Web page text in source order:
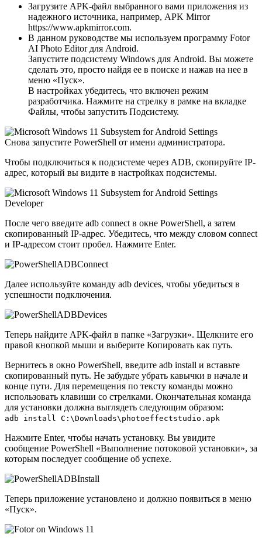
Загрузите APK-файл выбранного вами приложения из
надежного источника, например, APK Mirror
https://www.apkmirror.com.
В данном руководстве мы используем программу Fotor
AI Photo Editor для Android.
Запустите подсистему Windows для Android. Вы можете
сделать это, просто найдя ее в поиске и нажав на нее в
меню «Пуск».
В настройках убедитесь, что включен режим
разработчика. Нажмите на стрелку в рамке на вкладке
Файлы, чтобы запустить Подсистему.
Снова запустите PowerShell от имени администратора.
Чтобы подключиться к подсистеме через ADB, скопируйте IP-
адрес, который вы видите в настройках подсистемы.
После чего введите adb connect в окне PowerShell, а затем
скопированный IP-адрес. Убедитесь, что между словом connect
и IP-адресом стоит пробел. Нажмите Enter.
Далее используйте команду adb devices, чтобы убедиться в
успешности подключения.
Теперь найдите APK-файл в папке «Загрузки». Щелкните его
правой кнопкой мыши и выберите Копировать как путь.
Вернитесь в окно PowerShell, введите adb install и вставьте
скопированный путь. Не забудьте убрать кавычки в начале и
конце пути. Для перемещения по тексту команды можно
использовать клавиши со стрелками. Окончательная команда
для установки должна выглядеть следующим образом:
adb install C:\Downloads\photoeffectstudio.apk
Нажмите Enter, чтобы начать установку. Вы увидите
сообщение PowerShell «Выполнение потоковой установки», за
которым последует сообщение об успехе.
Теперь приложение установлено и должно появиться в меню
«Пуск».